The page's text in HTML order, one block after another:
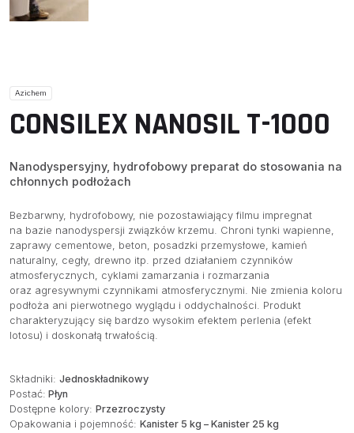
Azichem
CONSILEX NANOSIL T-1000
Nanodyspersyjny, hydrofobowy preparat do stosowania na
chłonnych podłożach
Bezbarwny, hydrofobowy, nie pozostawiający filmu impregnat
na bazie nanodyspersji związków krzemu. Chroni tynki wapienne,
zaprawy cementowe, beton, posadzki przemysłowe, kamień
naturalny, cegły, drewno itp. przed działaniem czynników
atmosferycznych, cyklami zamarzania i rozmarzania
oraz agresywnymi czynnikami atmosferycznymi. Nie zmienia koloru
podłoża ani pierwotnego wyglądu i oddychalności. Produkt
charakteryzujący się bardzo wysokim efektem perlenia (efekt
lotosu) i doskonałą trwałością.
Składniki: Jednoskładnikowy
Postać: Płyn
Dostępne kolory: Przezroczysty
Opakowania i pojemność: Kanister 5 kg – Kanister 25 kg